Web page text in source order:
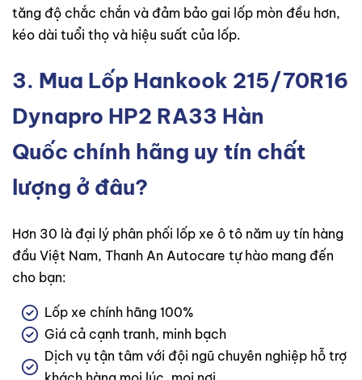
tăng độ chắc chắn và đảm bảo gai lốp mòn đều hơn,
kéo dài tuổi thọ và hiệu suất của lốp.
3. Mua Lốp Hankook 215/70R16
Dynapro HP2 RA33 Hàn
Quốc chính hãng uy tín chất
lượng ở đâu?
Hơn 30 là đại lý phân phối lốp xe ô tô năm uy tín hàng
đầu Việt Nam, Thanh An Autocare tự hào mang đến
cho bạn:
Lốp xe chính hãng 100%
Giá cả cạnh tranh, minh bạch
Dịch vụ tận tâm với đội ngũ chuyên nghiệp hỗ trợ